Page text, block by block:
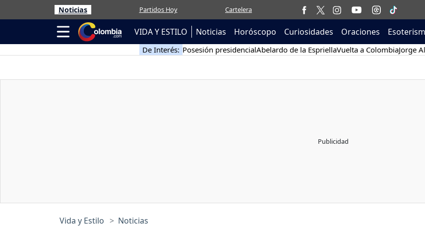
Noticias Partidos Hoy Cartelera
VIDA Y ESTILO Noticias Horóscopo Curiosidades Oraciones
De Interés: Posesión presidencialAbelardo de la EspriellaVuelta a ColombiaJorge
Vida y Estilo Noticias